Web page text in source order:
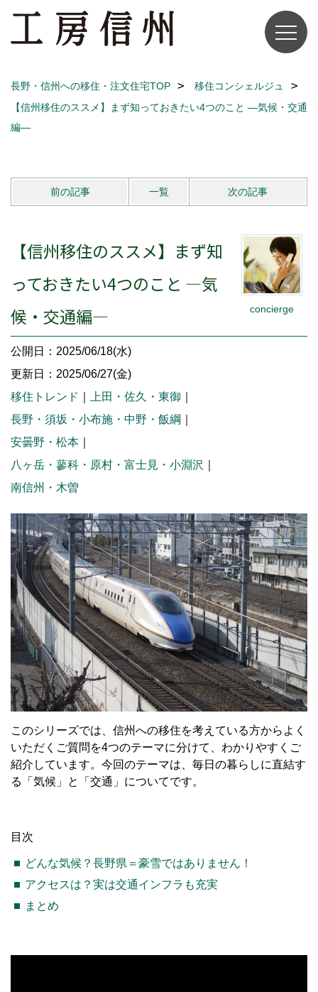
長野・信州への移住・注文住宅TOP
移住コンシェルジュ
【信州移住のススメ】まず知っておきたい4つのこと ―気候・交通
編―
前の記事 一覧 次の記事
concierge
【信州移住のススメ】まず知
っておきたい4つのこと ―気
候・交通編―
公開日：2025/06/18(水)
更新日：2025/06/27(金)
移住トレンド
上田・佐久・東御
長野・須坂・小布施・中野・飯綱
安曇野・松本
八ヶ岳・蓼科・原村・富士見・小淵沢
南信州・木曽
このシリーズでは、信州への移住を考えている方からよく
いただくご質問を4つのテーマに分けて、わかりやすくご
紹介しています。今回のテーマは、毎日の暮らしに直結す
る「気候」と「交通」についてです。
目次
どんな気候？長野県＝豪雪ではありません！
アクセスは？実は交通インフラも充実
まとめ